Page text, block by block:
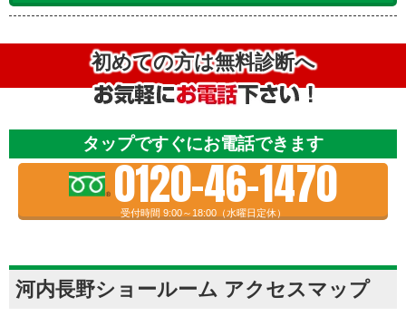
初めての方は無料診断へ
タップですぐにお電話できます
0120-46-1470
受付時間 9:00～18:00（水曜日定休）
河内長野ショールーム アクセスマップ